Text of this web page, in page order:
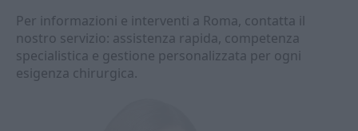
Per informazioni e interventi a Roma, contatta il
nostro servizio: assistenza rapida, competenza
specialistica e gestione personalizzata per ogni
esigenza chirurgica.